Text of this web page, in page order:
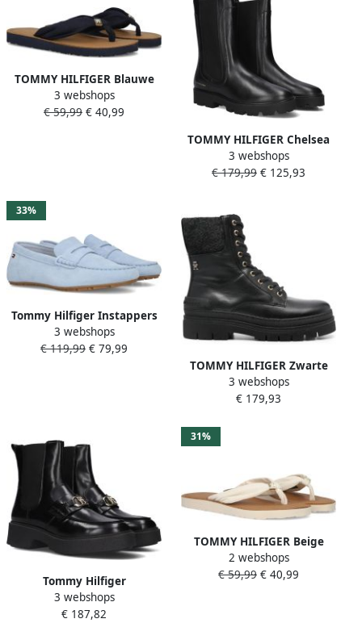
TOMMY HILFIGER Blauwe
Slippers Th Ltr Summer
Sandal
3 webshops
€ 59,99 € 40,99
TOMMY HILFIGER Chelsea
Boots Dames Th Lthr Mid
Chelsea Maat: 40 Materiaal:
3 webshops
€ 179,99 € 125,93
33%
Tommy Hilfiger Instappers
FLAG SOFT SUEDE DRIVER
LOAFER
3 webshops
€ 119,99 € 79,99
TOMMY HILFIGER Zwarte
Veterboots Feminini Felt
Lace Up Bootie
3 webshops
€ 179,93
Tommy Hilfiger
FW0FW07317
Damesschoenen Laarzen
3 webshops
€ 187,82
31%
TOMMY HILFIGER Beige
Slippers Th Ltr Summer
Sandal
2 webshops
€ 59,99 € 40,99